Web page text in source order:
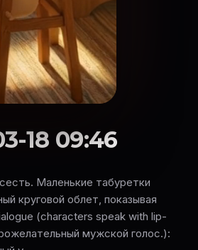
18 09:46
Маленькие табуретки
круговой облет, показывая
(characters speak with lip-
мужской голос.):